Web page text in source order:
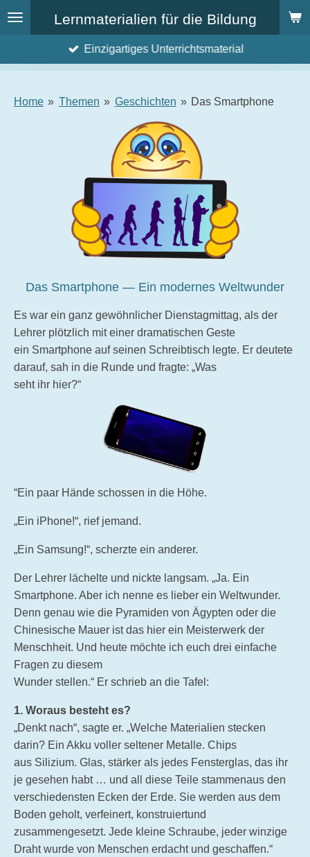
Zum
Hauptinhalt
Lernmaterialien für die Bildung
Einzigartiges Unterrichtsmaterial
Home » Themen » Geschichten » Das Smartphone
Das Smartphone — Ein modernes Weltwunder
Es war ein ganz gewöhnlicher Dienstagmittag, als der
Lehrer plötzlich mit einer dramatischen Geste
ein Smartphone auf seinen Schreibtisch legte. Er deutete
darauf, sah in die Runde und fragte: „Was
seht ihr hier?“
“Ein paar Hände schossen in die Höhe.
„Ein iPhone!“, rief jemand.
„Ein Samsung!“, scherzte ein anderer.
Der Lehrer lächelte und nickte langsam. „Ja. Ein
Smartphone. Aber ich nenne es lieber ein Weltwunder.
Denn genau wie die Pyramiden von Ägypten oder die
Chinesische Mauer ist das hier ein Meisterwerk der
Menschheit. Und heute möchte ich euch drei einfache
Fragen zu diesem
Wunder stellen.“ Er schrieb an die Tafel:
1. Woraus besteht es?
„Denkt nach“, sagte er. „Welche Materialien stecken
darin? Ein Akku voller seltener Metalle. Chips
aus Silizium. Glas, stärker als jedes Fensterglas, das ihr
je gesehen habt … und all diese Teile stammenaus den
verschiedensten Ecken der Erde. Sie werden aus dem
Boden geholt, verfeinert, konstruiertund
zusammengesetzt. Jede kleine Schraube, jeder winzige
Draht wurde von Menschen erdacht und geschaffen.“